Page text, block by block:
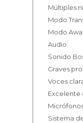
Múltiples
Modo
Modo
Audio:
Sonido
Graves
Voces
Excelente
Sistema